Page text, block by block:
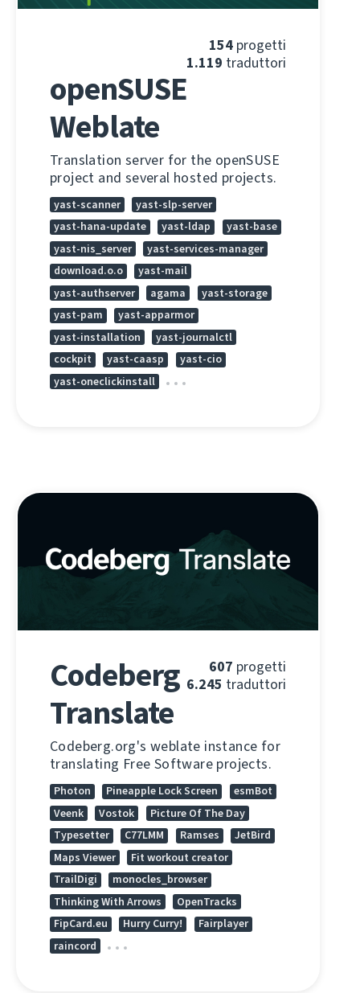
154 progetti
1.119 traduttori
openSUSE
Weblate
Translation server for the openSUSE
project and several hosted projects.
yast-scanner
yast-slp-server
yast-hana-update
yast-ldap
yast-base
yast-nis_server
yast-services-manager
download.o.o
yast-mail
yast-authserver
agama
yast-storage
yast-pam
yast-apparmor
yast-installation
yast-journalctl
cockpit
yast-caasp
yast-cio
yast-oneclickinstall
607 progetti
6.245 traduttori
Codeberg
Translate
Codeberg.org's weblate instance for
translating Free Software projects.
Photon Pineapple Lock Screen
esmBot
Veenk
Vostok
Picture Of The Day
Typesetter
C77LMM Ramses
JetBird
Maps Viewer
Fit workout creator
TrailDigi
monocles_browser
Thinking With Arrows
OpenTracks
FipCard.eu
Hurry Curry!
Fairplayer
raincord